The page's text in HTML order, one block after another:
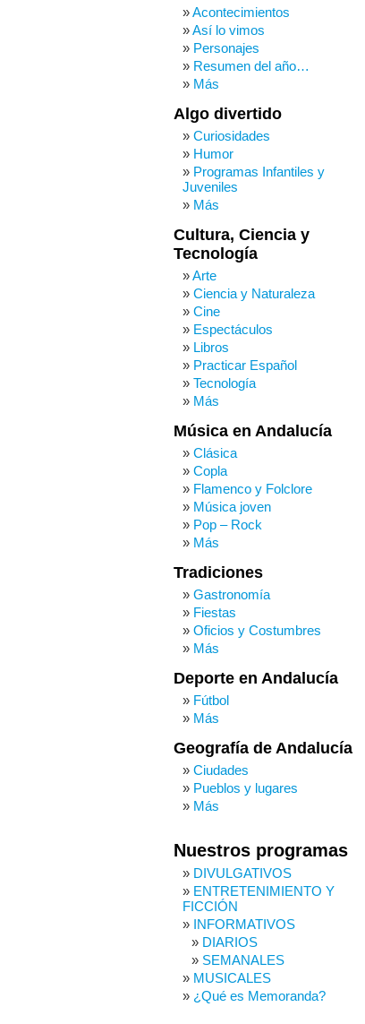
Acontecimientos
Así lo vimos
Personajes
Resumen del año…
Más
Algo divertido
Curiosidades
Humor
Programas Infantiles y
Juveniles
Más
Cultura, Ciencia y
Tecnología
Arte
Ciencia y Naturaleza
Cine
Espectáculos
Libros
Practicar Español
Tecnología
Más
Música en Andalucía
Clásica
Copla
Flamenco y Folclore
Música joven
Pop – Rock
Más
Tradiciones
Gastronomía
Fiestas
Oficios y Costumbres
Más
Deporte en Andalucía
Fútbol
Más
Geografía de Andalucía
Ciudades
Pueblos y lugares
Más
Nuestros programas
DIVULGATIVOS
ENTRETENIMIENTO Y
FICCIÓN
INFORMATIVOS
DIARIOS
SEMANALES
MUSICALES
¿Qué es Memoranda?